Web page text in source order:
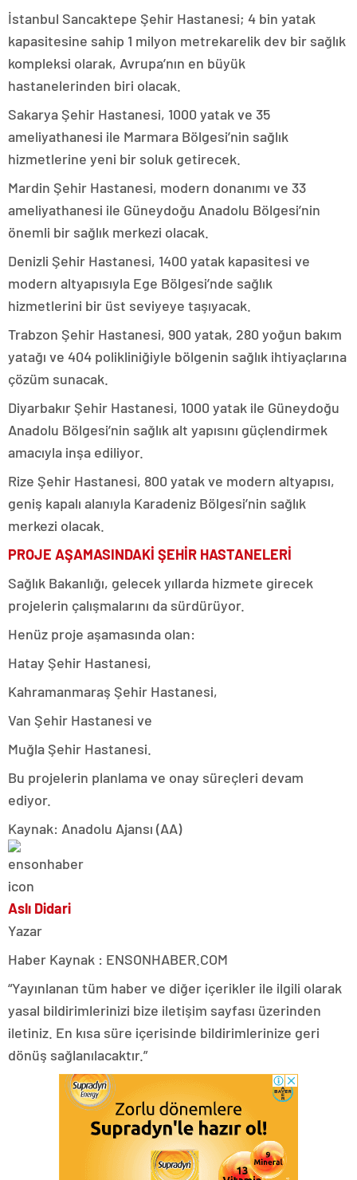
İstanbul Sancaktepe Şehir Hastanesi; 4 bin yatak
kapasitesine sahip 1 milyon metrekarelik dev bir sağlık
kompleksi olarak, Avrupa’nın en büyük
hastanelerinden biri olacak.
Sakarya Şehir Hastanesi, 1000 yatak ve 35
ameliyathanesi ile Marmara Bölgesi’nin sağlık
hizmetlerine yeni bir soluk getirecek.
Mardin Şehir Hastanesi, modern donanımı ve 33
ameliyathanesi ile Güneydoğu Anadolu Bölgesi’nin
önemli bir sağlık merkezi olacak.
Denizli Şehir Hastanesi, 1400 yatak kapasitesi ve
modern altyapısıyla Ege Bölgesi’nde sağlık
hizmetlerini bir üst seviyeye taşıyacak.
Trabzon Şehir Hastanesi, 900 yatak, 280 yoğun bakım
yatağı ve 404 polikliniğiyle bölgenin sağlık ihtiyaçlarına
çözüm sunacak.
Diyarbakır Şehir Hastanesi, 1000 yatak ile Güneydoğu
Anadolu Bölgesi’nin sağlık alt yapısını güçlendirmek
amacıyla inşa ediliyor.
Rize Şehir Hastanesi, 800 yatak ve modern altyapısı,
geniş kapalı alanıyla Karadeniz Bölgesi’nin sağlık
merkezi olacak.
PROJE AŞAMASINDAKİ ŞEHİR HASTANELERİ
Sağlık Bakanlığı, gelecek yıllarda hizmete girecek
projelerin çalışmalarını da sürdürüyor.
Henüz proje aşamasında olan:
Hatay Şehir Hastanesi,
Kahramanmaraş Şehir Hastanesi,
Van Şehir Hastanesi ve
Muğla Şehir Hastanesi.
Bu projelerin planlama ve onay süreçleri devam
ediyor.
Kaynak: Anadolu Ajansı (AA)
Aslı Didari
Yazar
Haber Kaynak : ENSONHABER.COM
“Yayınlanan tüm haber ve diğer içerikler ile ilgili olarak
yasal bildirimlerinizi bize iletişim sayfası üzerinden
iletiniz. En kısa süre içerisinde bildirimlerinize geri
dönüş sağlanılacaktır.”